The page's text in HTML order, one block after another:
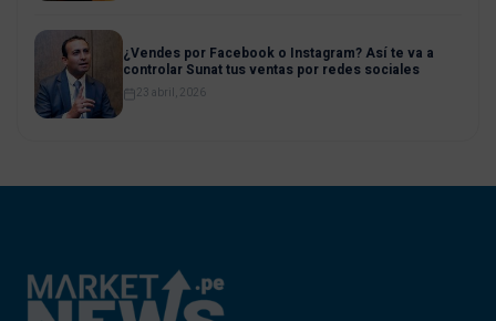
¿Vendes por Facebook o Instagram? Así te va a
controlar Sunat tus ventas por redes sociales
23 abril, 2026